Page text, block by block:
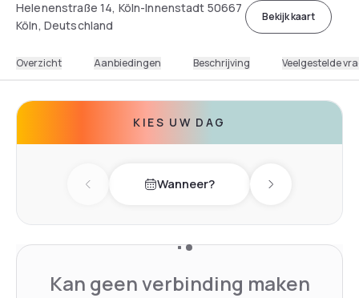
Helenenstraße 14, Köln-Innenstadt 50667
Köln, Deutschland
Bekijk kaart
Overzicht Aanbiedingen Beschrijving Veelgestelde
KIES UW DAG
Previous dayWanneer? Next day
Kan geen verbinding maken